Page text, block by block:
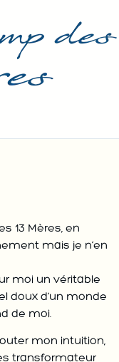
13 Mères, en
mais je n’en
moi un véritable
doux d’un monde
de moi.
mon intuition,
transformateur